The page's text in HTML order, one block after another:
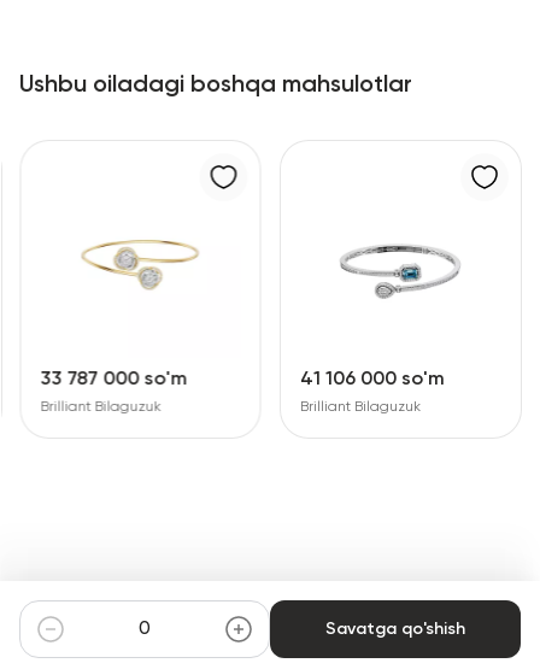
Savatga qo'shish
Ushbu oiladagi boshqa mahsulotlar
33 787 000 so'm
Brilliant Bilaguzuk
41 106 000 so'm
Brilliant Bilaguzuk